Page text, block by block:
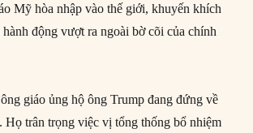
Mỹ hòa nhập vào thế giới, khuyến khích
động vượt ra ngoài bờ cõi của chính
giáo ủng hộ ông Trump đang đứng về
Họ trân trọng việc vị tổng thống bổ nhiệm